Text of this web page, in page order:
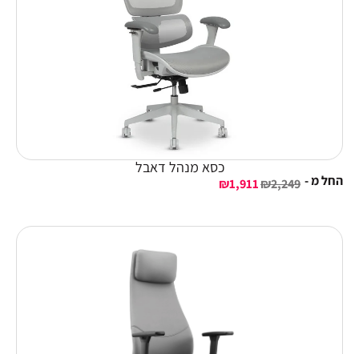
כסא מנהל דאבל
החל מ - ₪2,249
₪1,911